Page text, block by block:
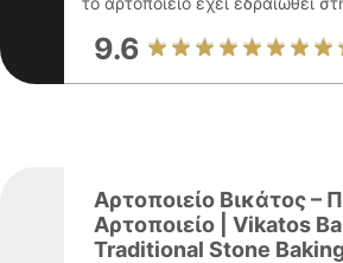
9.6
Αρτοποιείο Βικάτος –
Αρτοποιείο | Vikatos
Traditional Stone